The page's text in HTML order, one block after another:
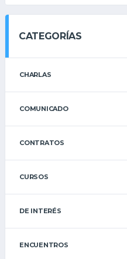
CATEGORÍAS
CHARLAS
COMUNICADO
CONTRATOS
CURSOS
DE INTERÉS
ENCUENTROS